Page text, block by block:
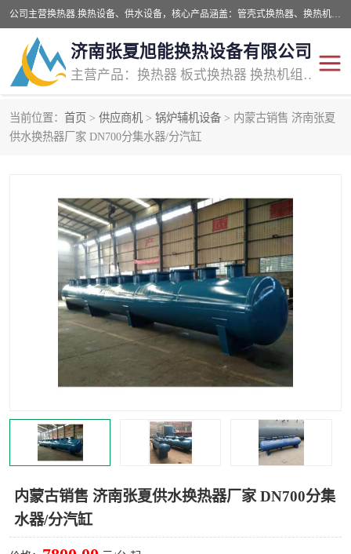
公司主营换热器.换热设备、供水设备，核心产品涵盖：管壳式换热器、换热机组、不锈钢组合式水箱、水处理设备等，提供非标设备集生产、销售、安装一体化服务，可满足全国酒店、学校、医院、商业综合体、工业项目等多场景换热与供水需求。
济南张夏旭能换热设备有限公司
主营产品：换热器 板式换热器 换热机组 供水设备 水处理设备
当前位置： 首页 > 供应商机 > 锅炉辅机设备 > 内蒙古销售 济南张夏
供水换热器厂家 DN700分集水器/分汽缸
内蒙古销售 济南张夏供水换热器厂家 DN700分集
水器/分汽缸
管壳式换热器 容积式换热器
板式换热机组 定压补水装置
囊式膨胀水箱 水处理器设备
智能供水设备 锅炉辅机设备
非标加工设备